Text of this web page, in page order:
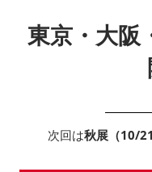
東京・大阪
次回は秋展（10/